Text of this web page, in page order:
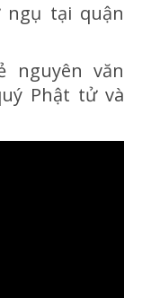
ngụ tại quận
nguyên văn
Phật tử và